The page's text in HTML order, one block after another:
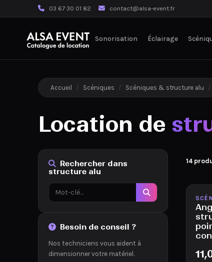
03 67 30 01 82 contact@alsa-event.fr
Sonorisation Éclairage
Accueil / Scéniques / Scéniques & structure alu /
Location de
Rechercher dans
structure alu
Besoin de conseil ?
Nos techniciens vous aident à
dimensionner votre matériel.
14